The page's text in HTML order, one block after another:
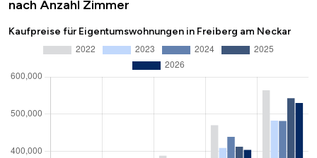
nach Anzahl Zimmer
Kaufpreise für Eigentumswohnungen in Freiberg am Neckar